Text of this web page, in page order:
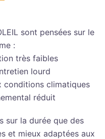
sont pensées sur le
:
très faibles
lourd
conditions climatiques
réduit
sur la durée que des
et mieux adaptées aux